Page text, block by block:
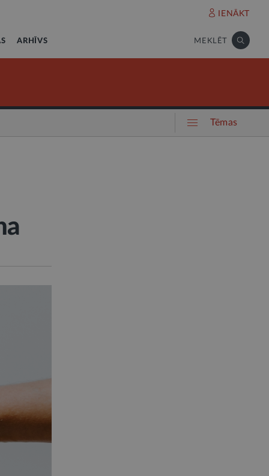
IENĀKT
ARHĪVS MEKLĒT
Tēmas